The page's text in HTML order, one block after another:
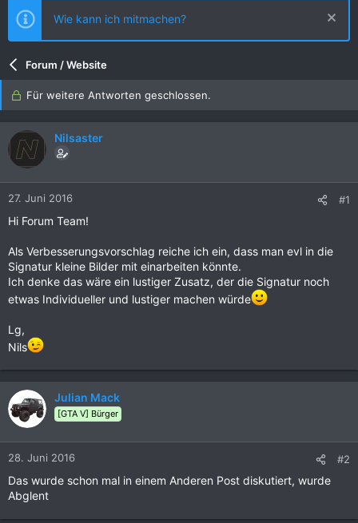
Wie kann ich mitmachen?
Forum / Website
Für weitere Antworten geschlossen.
Nilsaster
27. Juni 2016 #1
Hi Forum Team!
Als Verbesserungsvorschlag reiche ich ein, dass man evl in die
Signatur kleine Bilder mit einarbeiten könnte.
Ich denke das wäre ein lustiger Zusatz, der die Signatur noch
etwas Individueller und lustiger machen würde
Lg,
Nils
Julian Mack
[GTA V] Bürger
28. Juni 2016 #2
Das wurde schon mal in einem Anderen Post diskutiert, wurde
Abglent